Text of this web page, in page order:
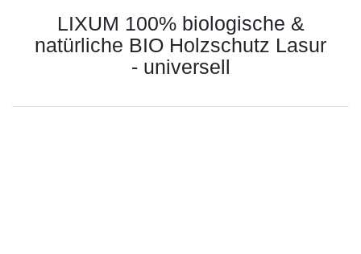
LIXUM 100% biologische &
natürliche BIO Holzschutz Lasur
- universell